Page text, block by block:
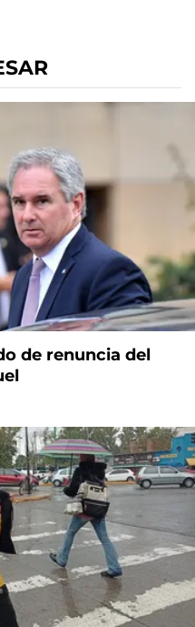
de renuncia del